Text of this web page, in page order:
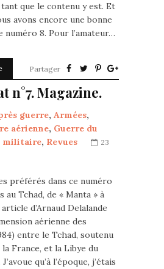
tant que le contenu y est. Et
avons encore une bonne
numéro 8. Pour l’amateur…
Partager
n°7. Magazine.
guerre, Armées,
aérienne, Guerre du
militaire, Revues
23
préférés dans ce numéro
Tchad, de « Manta » à
d’Arnaud Delalande
aérienne des
entre le Tchad, soutenu
France, et la Libye du
qu’à l’époque, j’étais